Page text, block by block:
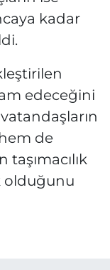
kadar
edeceğini
de
olduğunu